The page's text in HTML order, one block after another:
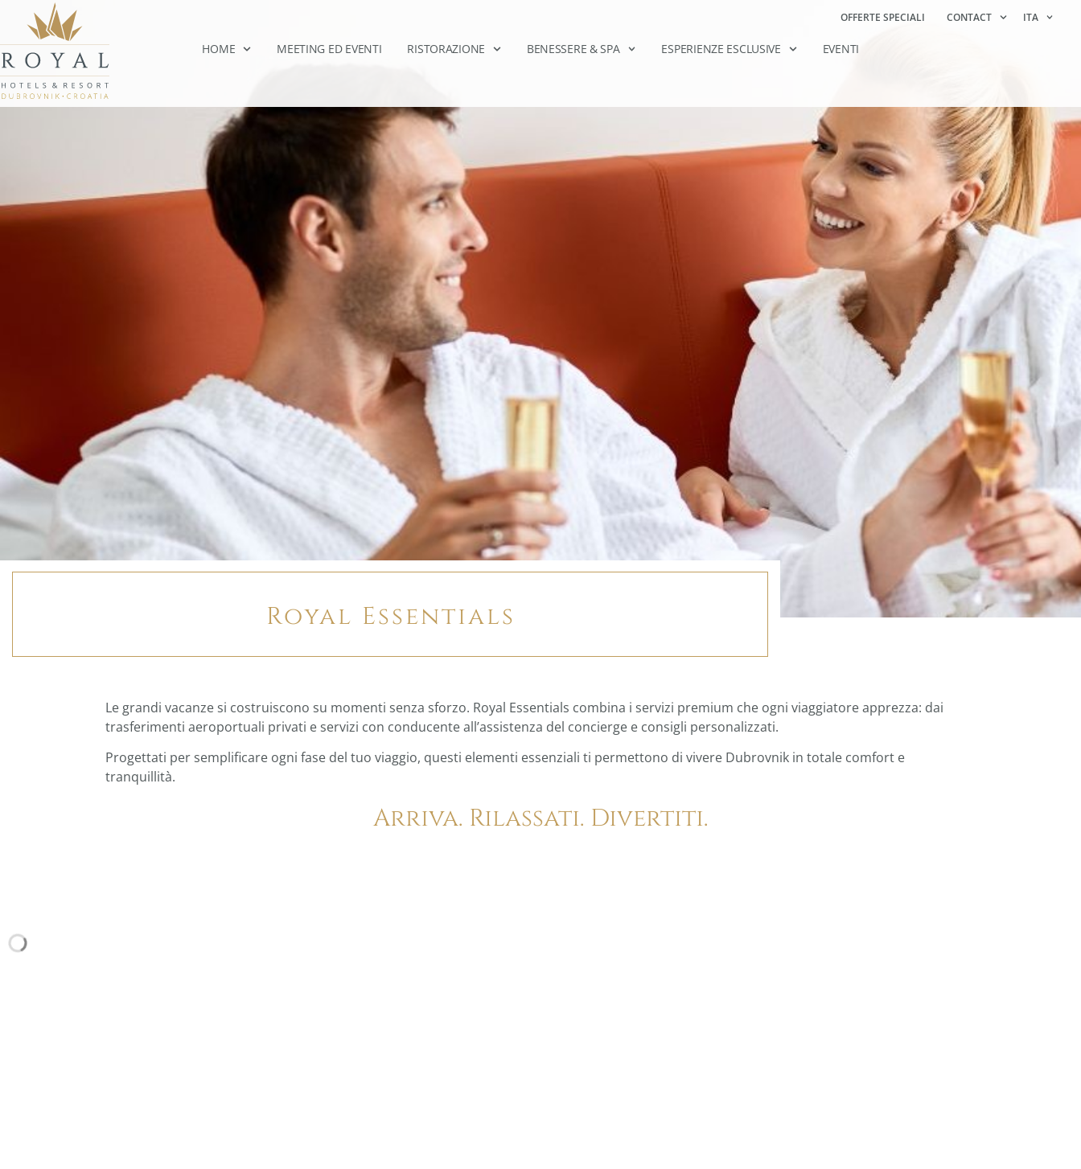
OFFERTE SPECIALI CONTACT ITA
HOME MEETING ED EVENTI RISTORAZIONE BENESSERE & SPA ESPERIENZE ESCLUSIVE EVENTI
Royal Essentials
Royal Essentials
Le grandi vacanze si costruiscono su momenti senza sforzo. Royal Essentials combina i servizi premium che ogni viaggiatore apprezza: dai
trasferimenti aeroportuali privati e servizi con conducente all’assistenza del concierge e consigli personalizzati.
Progettati per semplificare ogni fase del tuo viaggio, questi elementi essenziali ti permettono di vivere Dubrovnik in totale comfort e
tranquillità.
Arriva. Rilassati. Divertiti.